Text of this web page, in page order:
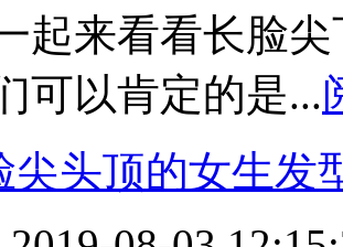
起来看看长脸
可以肯定的是...
尖头顶的女生发